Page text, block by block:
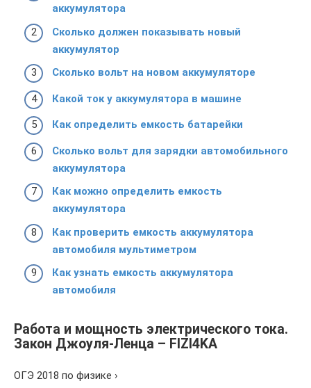
аккумулятора
Сколько должен показывать новый
аккумулятор
Сколько вольт на новом аккумуляторе
Какой ток у аккумулятора в машине
Как определить емкость батарейки
Сколько вольт для зарядки автомобильного
аккумулятора
Как можно определить емкость
аккумулятора
Как проверить емкость аккумулятора
автомобиля мультиметром
Как узнать емкость аккумулятора
автомобиля
Работа и мощность электрического тока.
Закон Джоуля-Ленца – FIZI4KA
ОГЭ 2018 по физике ›